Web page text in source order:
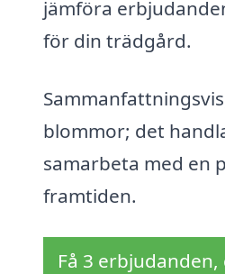
jämföra
för din trädgård.
blommor; det
samarbeta med en
framtiden.
Få 3